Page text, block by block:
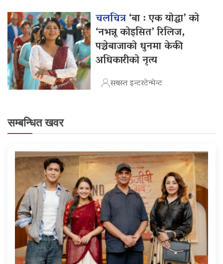
चलचित्र‘बा : एक योद्धा’ को
‘नभन्नू कोइसित’ रिलिज,
पञ्चेबाजाको धुनमा केकी
अधिकारीको नृत्य
सबस्त इन्टरटेन्मेन्ट
सम्बन्धित खवर